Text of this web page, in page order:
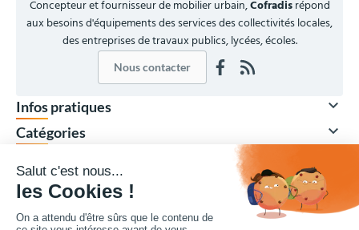
Concepteur et fournisseur de mobilier urbain,Cofradisrépond
aux besoins d'équipements des services des collectivités locales,
des entreprises de travaux publics, lycées, écoles.
Nous contacter
Infos pratiques 
Catégories 
Votre compte 